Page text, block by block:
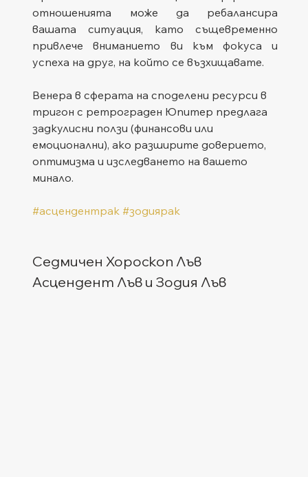
отношенията може да ребалансира
вашата ситуация, като същевременно
привлече вниманието ви към фокуса и
успеха на друг, на който се възхищавате.
Венера в сферата на споделени ресурси в
тригон с ретрограден Юпитер предлага
задкулисни ползи (финансови или
емоционални), ако разширите доверието,
оптимизма и изследването на вашето
минало.
#асцендентрак #зодиярак
Седмичен Хороскоп Лъв
Асцендент Лъв и Зодия Лъв